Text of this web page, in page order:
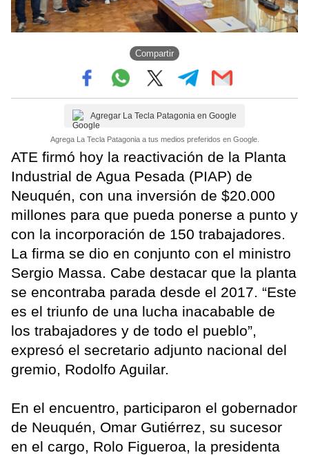
Compartir
Agregar La Tecla Patagonia en Google
Agrega La Tecla Patagonia a tus medios preferidos en Google.
ATE firmó hoy la reactivación de la Planta
Industrial de Agua Pesada (PIAP) de
Neuquén, con una inversión de $20.000
millones para que pueda ponerse a punto y
con la incorporación de 150 trabajadores.
La firma se dio en conjunto con el ministro
Sergio Massa. Cabe destacar que la planta
se encontraba parada desde el 2017. “Este
es el triunfo de una lucha inacabable de
los trabajadores y de todo el pueblo”,
expresó el secretario adjunto nacional del
gremio, Rodolfo Aguilar.
En el encuentro, participaron el gobernador
de Neuquén, Omar Gutiérrez, su sucesor
en el cargo, Rolo Figueroa, la presidenta